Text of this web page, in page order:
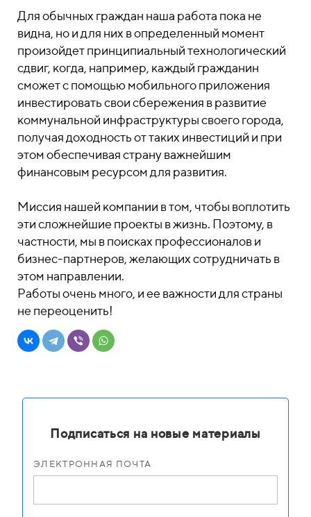
Для обычных граждан наша работа пока не
видна, но и для них в определенный момент
произойдет принципиальный технологический
сдвиг, когда, например, каждый гражданин
сможет с помощью мобильного приложения
инвестировать свои сбережения в развитие
коммунальной инфраструктуры своего города,
получая доходность от таких инвестиций и при
этом обеспечивая страну важнейшим
финансовым ресурсом для развития.
Миссия нашей компании в том, чтобы воплотить
эти сложнейшие проекты в жизнь. Поэтому, в
частности, мы в поисках профессионалов и
бизнес-партнеров, желающих сотрудничать в
этом направлении.
Работы очень много, и ее важности для страны
не переоценить!
Подписаться на новые материалы
ЭЛЕКТРОННАЯ ПОЧТА